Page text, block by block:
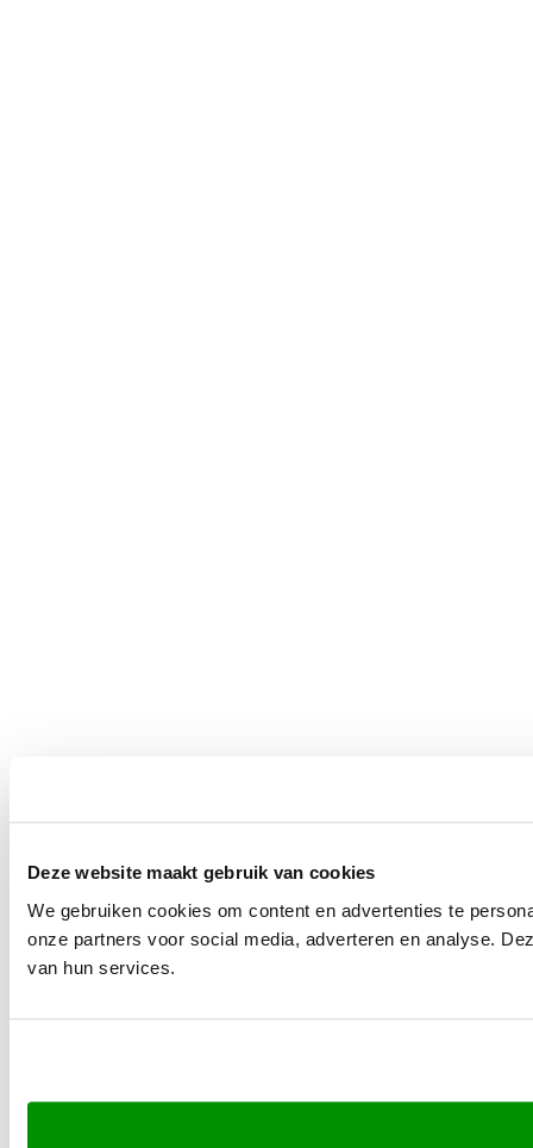
Deze website maakt gebruik van cookies
We gebruiken cookies om content en advertenties te
onze partners voor social media, adverteren en analyse.
van hun services.